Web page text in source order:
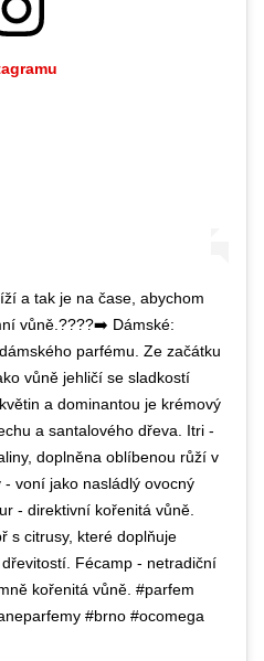
a tak je na čase, abychom
vůně.????➡️ Dámské:
parfému. Ze začátku
vůně jehličí se sladkostí
a dominantou je krémový
a santalového dřeva. Itri -
doplněna oblíbenou růží v
voní jako nasládlý ovocný
- direktivní kořenitá vůně.
s citrusy, které doplňuje
Fécamp - netradiční
kořenitá vůně. #parfem
#brno #ocomega